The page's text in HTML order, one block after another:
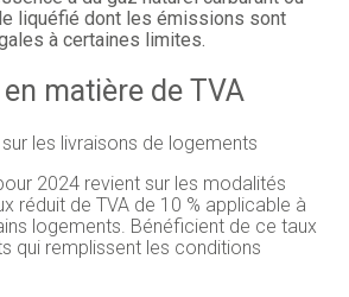
liquéfié dont les émissions sont
à certaines limites.
matière de TVA
les livraisons de logements
2024 revient sur les modalités
réduit de TVA de 10 % applicable à
logements. Bénéficient de ce taux
qui remplissent les conditions